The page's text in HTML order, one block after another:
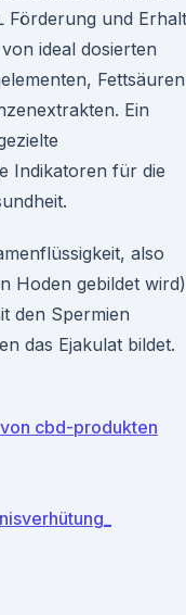
Förderung und Erhalt
ideal dosierten
Ein
Indikatoren für die
also
Hoden gebildet
den Spermien
das Ejakulat bildet.
cbd-produkten